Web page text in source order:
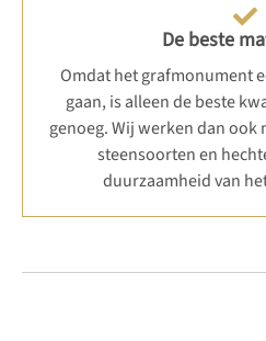
De beste
Omdat het grafmonument
gaan, is alleen de beste
genoeg. Wij werken dan
steensoorten en
duurzaamheid van